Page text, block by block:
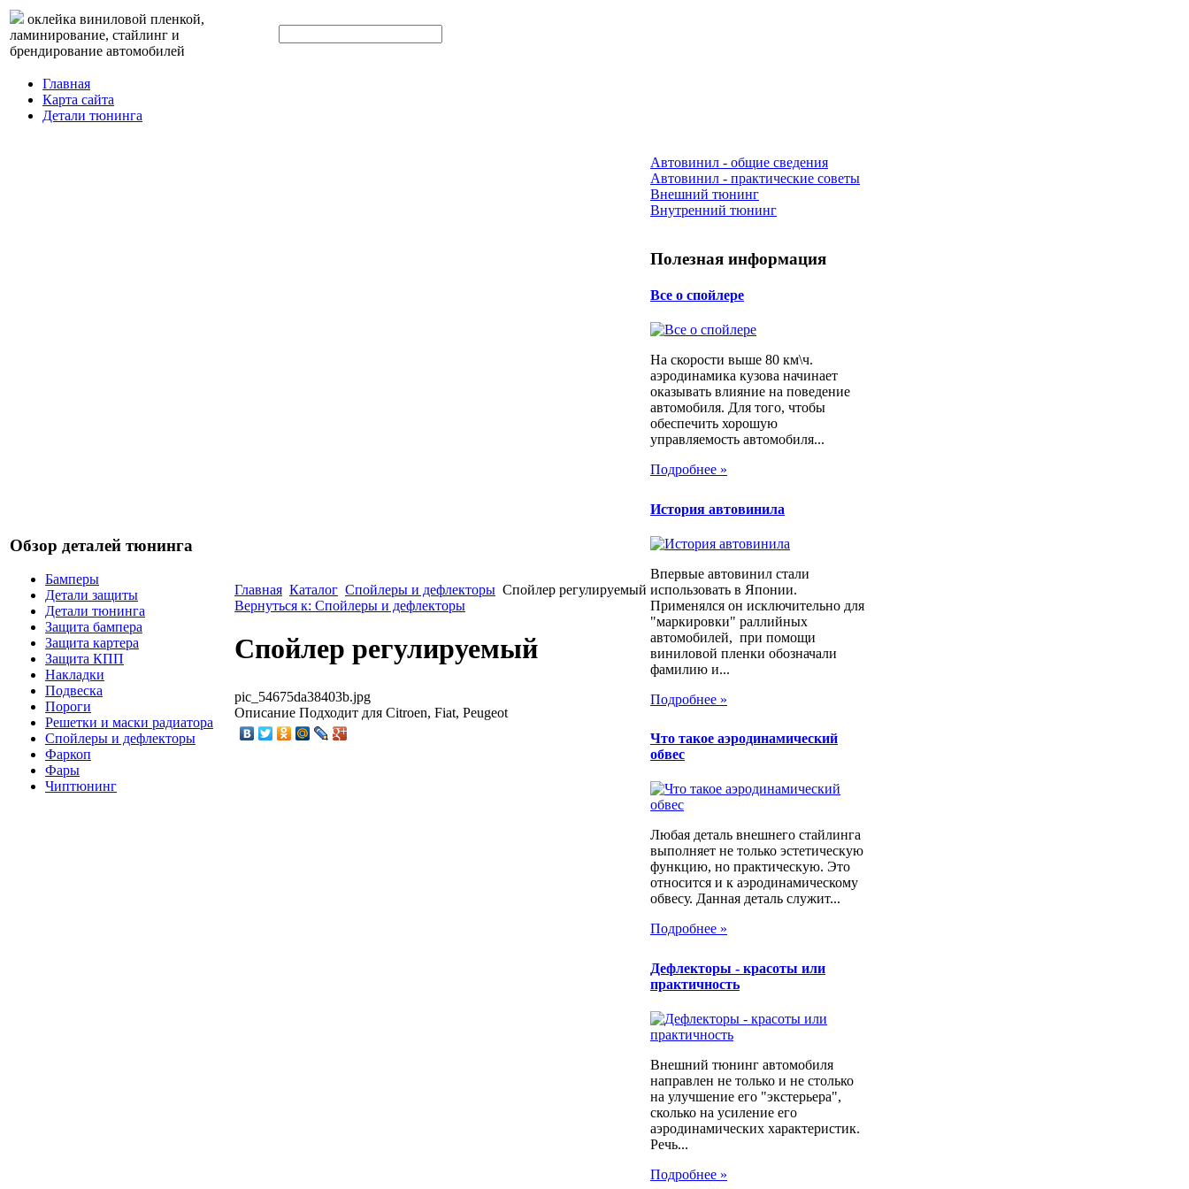
оклейка виниловой пленкой,
ламинирование, стайлинг и
брендирование автомобилей
Главная
Карта сайта
Детали тюнинга
Обзор деталей тюнинга
Бамперы
Детали защиты
Детали тюнинга
Защита бампера
Защита картера
Защита КПП
Накладки
Подвеска
Пороги
Решетки и маски радиатора
Спойлеры и дефлекторы
Фаркоп
Фары
Чиптюнинг
Главная Каталог Спойлеры и дефлекторы Спойлер регулируемый
Вернуться к: Спойлеры и дефлекторы
Спойлер регулируемый
pic_54675da38403b.jpg
Описание Подходит для Citroen, Fiat, Peugeot
Автовинил - общие сведения
Автовинил - практические советы
Внешний тюнинг
Внутренний тюнинг
Полезная информация
Все о спойлере
На скорости выше 80 км\ч.
аэродинамика кузова начинает
оказывать влияние на поведение
автомобиля. Для того, чтобы
обеспечить хорошую
управляемость автомобиля...
Подробнее »
История автовинила
Впервые автовинил стали
использовать в Японии.
Применялся он исключительно для
"маркировки" раллийных
автомобилей, при помощи
виниловой пленки обозначали
фамилию и...
Подробнее »
Что такое аэродинамический
обвес
Любая деталь внешнего стайлинга
выполняет не только эстетическую
функцию, но практическую. Это
относится и к аэродинамическому
обвесу. Данная деталь служит...
Подробнее »
Дефлекторы - красоты или
практичность
Внешний тюнинг автомобиля
направлен не только и не столько
на улучшение его "экстерьера",
сколько на усиление его
аэродинамических характеристик.
Речь...
Подробнее »